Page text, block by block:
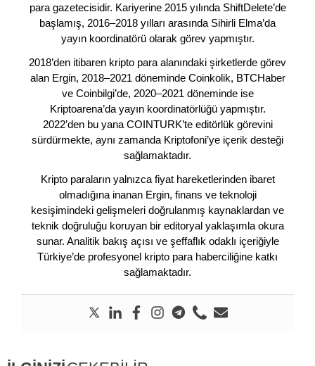
para gazetecisidir. Kariyerine 2015 yılında ShiftDelete’de
başlamış, 2016–2018 yılları arasında Sihirli Elma’da
yayın koordinatörü olarak görev yapmıştır.
2018’den itibaren kripto para alanındaki şirketlerde görev
alan Ergin, 2018–2021 döneminde Coinkolik, BTCHaber
ve Coinbilgi’de, 2020–2021 döneminde ise
Kriptoarena’da yayın koordinatörlüğü yapmıştır.
2022’den bu yana COINTURK’te editörlük görevini
sürdürmekte, aynı zamanda Kriptofoni’ye içerik desteği
sağlamaktadır.
Kripto paraların yalnızca fiyat hareketlerinden ibaret
olmadığına inanan Ergin, finans ve teknoloji
kesişimindeki gelişmeleri doğrulanmış kaynaklardan ve
teknik doğruluğu koruyan bir editoryal yaklaşımla okura
sunar. Analitik bakış açısı ve şeffaflık odaklı içeriğiyle
Türkiye’de profesyonel kripto para haberciliğine katkı
sağlamaktadır.